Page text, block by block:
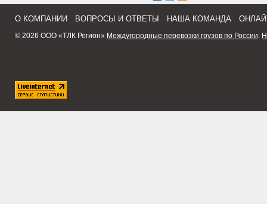
О КОМПАНИИ ВОПРОСЫ И ОТВЕТЫ НАША КОМАНДА
© 2026 ООО «ТЛК Регион» Междугородные перевозки грузов по России: